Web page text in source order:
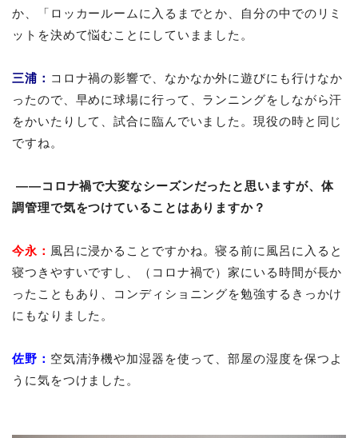
か、「ロッカールームに入るまでとか、自分の中でのリミ
ットを決めて悩むことにしていまました。
三浦： コロナ禍の影響で、なかなか外に遊びにも行けなか
ったので、早めに球場に行って、ランニングをしながら汗
をかいたりして、試合に臨んでいました。現役の時と同じ
ですね。
――コロナ禍で大変なシーズンだったと思いますが、体
調管理で気をつけていることはありますか？
今永： 風呂に浸かることですかね。寝る前に風呂に入ると
寝つきやすいですし、（コロナ禍で）家にいる時間が長か
ったこともあり、コンディショニングを勉強するきっかけ
にもなりました。
佐野： 空気清浄機や加湿器を使って、部屋の湿度を保つよ
うに気をつけました。